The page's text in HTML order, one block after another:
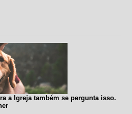
a Igreja também se pergunta isso.